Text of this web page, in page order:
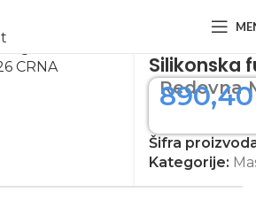
Silikonska
Redovna
Šifra
Kategorije: